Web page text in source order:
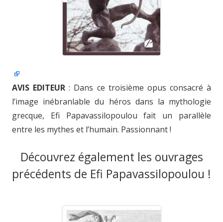
AVIS EDITEUR : Dans ce troisième opus consacré à
l’image inébranlable du héros dans la mythologie
grecque, Efi Papavassilopoulou fait un parallèle
entre les mythes et l’humain. Passionnant !
Découvrez également les ouvrages
précédents de Efi Papavassilopoulou !